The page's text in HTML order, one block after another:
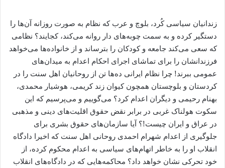
زندانیان سیاسی کُرد، بلوچ و عرب که نظام به صورت روزانه آن‌ها را
دستگیر کرده و به سمت چوبه‌های دار روانه می‌کند، کجایند؟ نظامی
که سعی می‌کند جامعه و کودکان را بترساند و از خانواده‌ها می‌خواهد
فرزندانشان را برای تماشای اجرای احکام اعدام به میدان‌های
عمومی ببرند! چرا نظام ایرانی ده‌ها تن از روحانیان اهل سنت را در
کردستان و بلوچستان همچون کیوان زند کریمی، هوشیار محمدی،
بهنام رحیمی و دیگران اعدام کرد؟ می‌گوییم و می‌پرسیم که این
سکوت هولناک غربی در برابر نقض حقوق اقلیت‌های دینی و مذهبی
در عراق و ایران چیست!؟ آیا سازمان‌های حقوق بشری برای
جلوگیری از اعدام شهرام احمدی روحانی اهل سنت که اخیرا دادگاه
انقلاب او را به خاطر اتهام‌های سیاسی به اعدام محکوم کرده، از
خود تحرکی نشان خواهد داد؟ محاکمه‌هایی که در دادگاه‌های انقلاب